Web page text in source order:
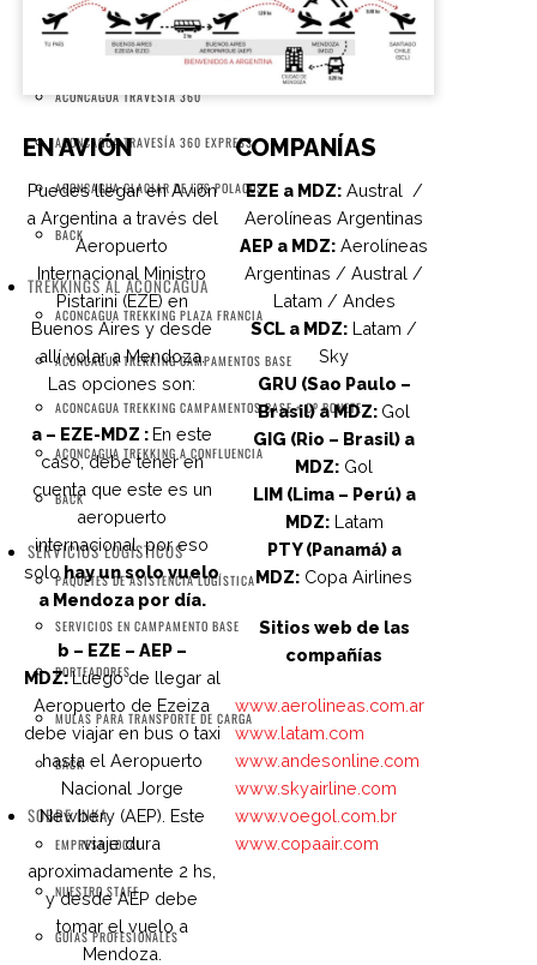
EN AVIÓN
Puedes llegar en Avión
a Argentina a través del
Aeropuerto
Internacional Ministro
Pistarini (EZE) en
Buenos Aires y desde
allí volar a Mendoza.
Las opciones son:
a – EZE-MDZ : En este
caso, debe tener en
cuenta que este es un
aeropuerto
internacional, por eso
solohay un solo vuelo
a Mendoza por día.
b – EZE – AEP –
MDZ:Luego de llegar al
Aeropuerto de Ezeiza
debe viajar en bus o taxi
hasta el Aeropuerto
Nacional Jorge
Newbery (AEP). Este
viaje dura
aproximadamente 2 hs,
y desde AEP debe
tomar el vuelo a
Mendoza.
COMPANÍAS
EZE a MDZ:Austral /
Aerolíneas Argentinas
AEP a MDZ: Aerolíneas
Argentinas / Austral /
Latam / Andes
SCL a MDZ: Latam /
Sky
GRU (Sao Paulo –
Brasil) a MDZ: Gol
GIG (Rio – Brasil) a
MDZ: Gol
LIM (Lima – Perú) a
MDZ:Latam
PTY (Panamá) a
MDZ: Copa Airlines
Sitios web de las
compañías
www.aerolineas.com.ar
www.latam.com
www.andesonline.com
www.skyairline.com
www.voegol.com.br
www.copaair.com
ACONCAGUA RUTA NORMAL EXTENDIDA
ACONCAGUA RUTA NORMAL EXPRESS
ACONCAGUA TRAVESÍA 360
ACONCAGUA TRAVESÍA 360 EXPRESS
ACONCAGUA GLACIAR DE LOS POLACOS
BACK
TREKKINGS AL ACONCAGUA
ACONCAGUA TREKKING PLAZA FRANCIA
ACONCAGUA TREKKING CAMPAMENTOS BASE
ACONCAGUA TREKKING CAMPAMENTOS BASE + Cº BONETE
ACONCAGUA TREKKING A CONFLUENCIA
BACK
SERVICIOS LOGÍSTICOS
PAQUETES DE ASISTENCIA LOGÍSTICA
SERVICIOS EN CAMPAMENTO BASE
PORTEADORES
MULAS PARA TRANSPORTE DE CARGA
BACK
SOBRE INKA
EMPRESA LOCAL
NUESTRO STAFF
GUÍAS PROFESIONALES